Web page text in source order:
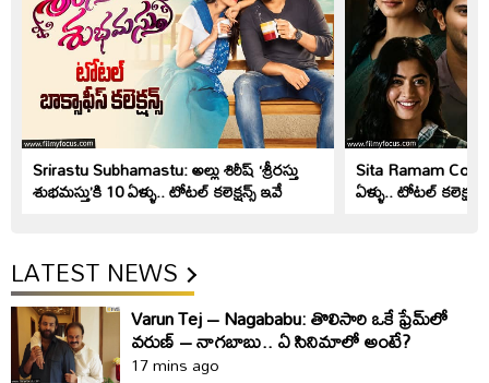
Srirastu Subhamastu: అల్లు శిరీష్ ‘శ్రీరస్తు
శుభమస్తు’కి 10 ఏళ్ళు.. టోటల్ కలెక్షన్స్ ఇవే
Sita Ramam
ఏళ్ళు.. టోటల్
LATEST NEWS
Varun Tej – Nagababu: తొలిసారి ఒకే ఫ్రేమ్‌లో
వరుణ్‌ – నాగబాబు.. ఏ సినిమాలో అంటే?
17 mins ago